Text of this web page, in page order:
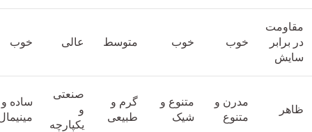
مقاومت
در برابر
سایش
خوب خوب متوسط عالی خوب
ظاهر
مدرن و
متنوع
متنوع و
شیک
گرم و
طبیعی
صنعتی
و
یکپارچه
ساده و